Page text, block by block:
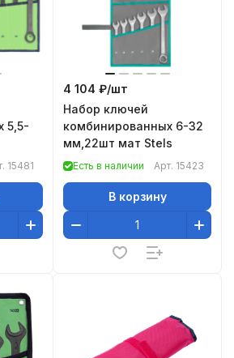
5,5-
15481
4 104 ₽/шт
Набор ключей
комбинированных 6-32
мм,22шт мат Stels
Есть в наличии Арт. 15423
В корзину